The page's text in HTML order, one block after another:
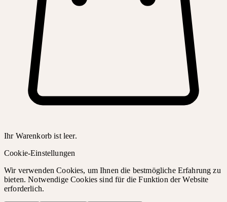
Ihr Warenkorb ist leer.
Cookie-Einstellungen
Wir verwenden Cookies, um Ihnen die bestmögliche Erfahrung zu
bieten. Notwendige Cookies sind für die Funktion der Website
erforderlich.